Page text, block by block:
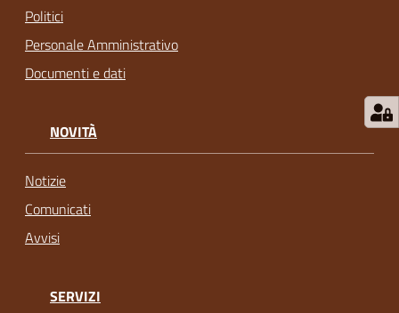
Politici
Personale Amministrativo
Documenti e dati
NOVITÀ
Notizie
Comunicati
Avvisi
SERVIZI